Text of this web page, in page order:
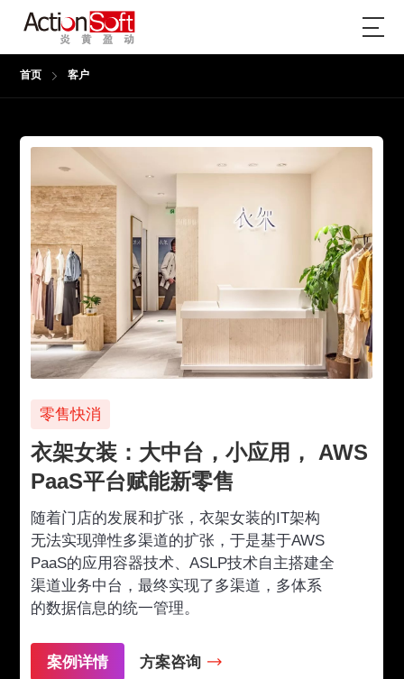
首页 客户
零售快消
衣架女装：大中台，小应用， AWS
PaaS平台赋能新零售
随着门店的发展和扩张，衣架女装的IT架构
无法实现弹性多渠道的扩张，于是基于AWS
PaaS的应用容器技术、ASLP技术自主搭建全
渠道业务中台，最终实现了多渠道，多体系
的数据信息的统一管理。
案例详情 方案咨询